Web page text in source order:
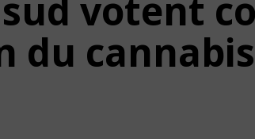
votent
du